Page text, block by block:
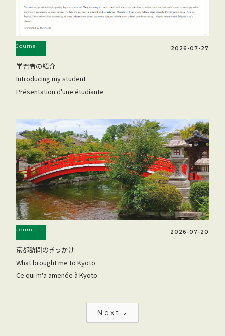
Journal 2026-07-27
学習者の紹介
Introducing my student
Présentation d'une étudiante
Journal 2026-07-20
京都訪問のきっかけ
What brought me to Kyoto
Ce qui m'a amenée à Kyoto
Next